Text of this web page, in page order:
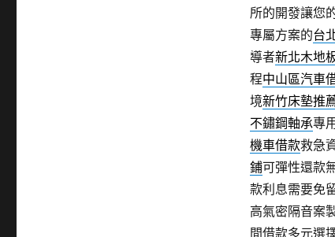
所的開發讓您
專屬方案的台
導者新北木地
程中山區汽車
境新竹床墊推
不鏽鋼軸承專
機車借款救急
鋪可彈性還款
款利息需要免
高氣密隔音案
間借款多元選